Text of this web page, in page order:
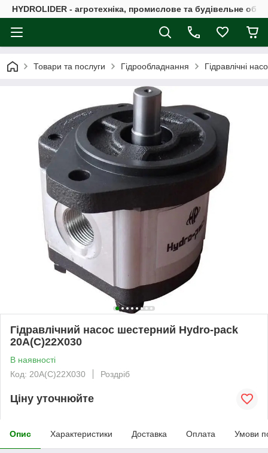
HYDROLIDER - агротехніка, промислове та будівельне
Товари та послуги Гідрообладнання Гідравлічні
Гідравлічний насос шестерний Hydro-pack
20А(С)22X030
В наявності
Код: 20A(C)22X030
Роздріб
Ціну уточнюйте
Опис Характеристики Доставка Оплата Умови